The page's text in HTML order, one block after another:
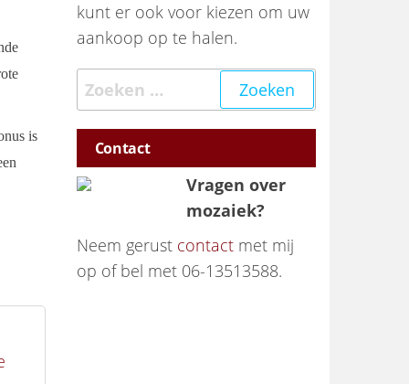
is
kunt er ook voor kiezen om uw
aankoop op te halen.
Zoeken naar:
Contact
Vragen over
mozaiek?
Neem gerust contactmet mij
op of bel met 06-13513588.